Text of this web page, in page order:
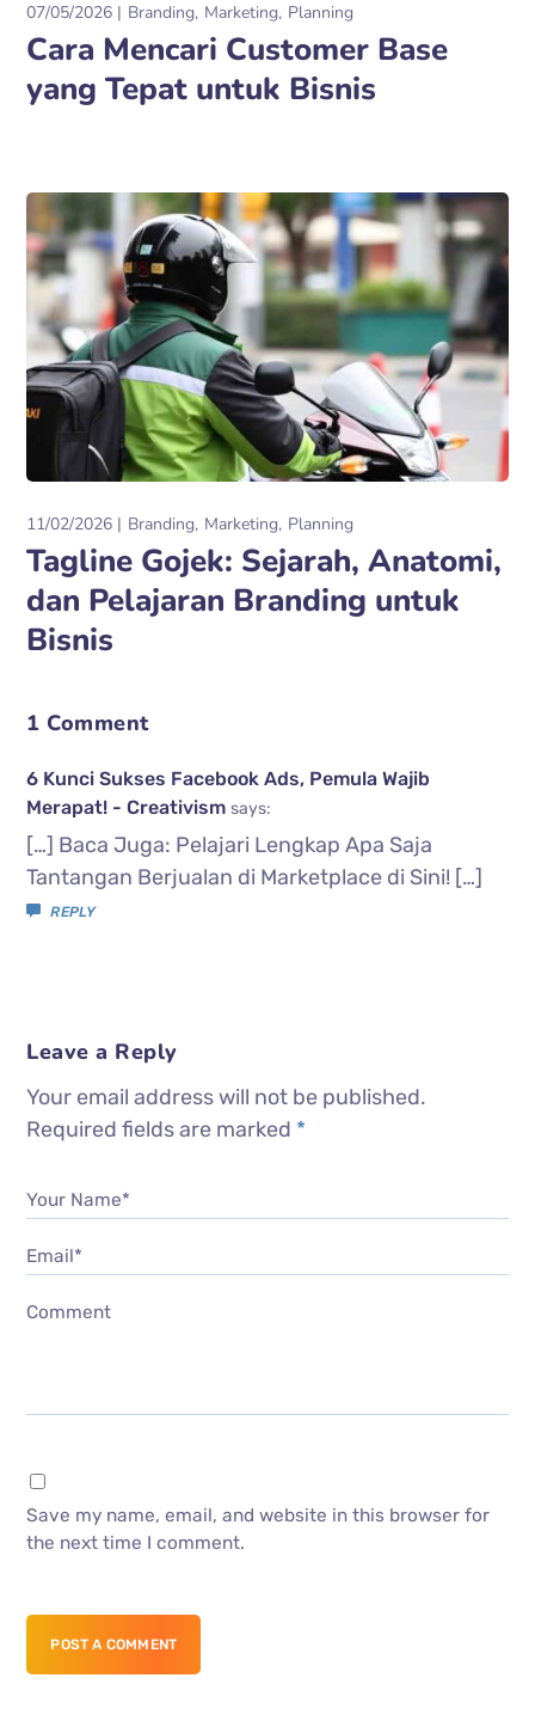
07/05/2026 Branding Marketing Planning
Cara Mencari Customer Base
yang Tepat untuk Bisnis
11/02/2026 Branding Marketing Planning
Tagline Gojek: Sejarah, Anatomi,
dan Pelajaran Branding untuk
Bisnis
1 Comment
6 Kunci Sukses Facebook Ads, Pemula Wajib
Merapat! - Creativism says:
[…] Baca Juga: Pelajari Lengkap Apa Saja
Tantangan Berjualan di Marketplace di Sini! […]
REPLY
Leave a Reply
Your email address will not be published.
Required fields are marked *
Your Name*
Email*
Comment
Save my name, email, and website in this browser for
the next time I comment.
POST A COMMENT